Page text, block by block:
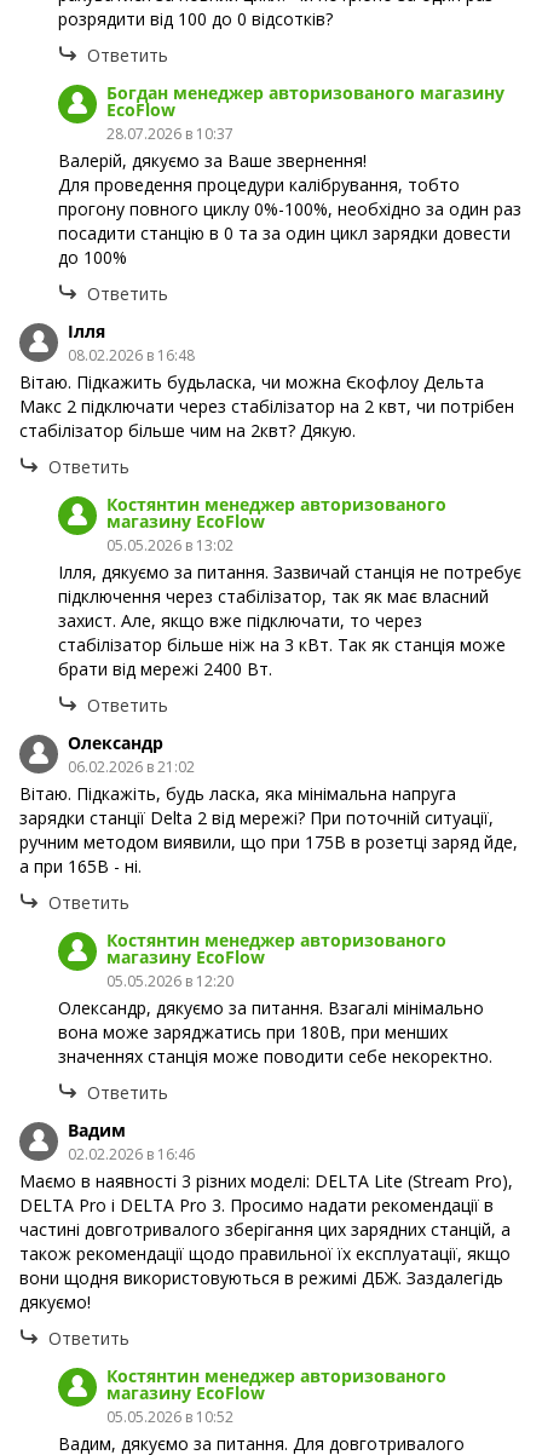
розрядити від 100 до 0 відсотків?
Ответить
Богдан менеджер авторизованого магазину
EcoFlow
28.07.2026 в 10:37
Валерій, дякуємо за Ваше звернення!
Для проведення процедури калібрування, тобто
прогону повного циклу 0%-100%, необхідно за один раз
посадити станцію в 0 та за один цикл зарядки довести
до 100%
Ответить
Ілля
08.02.2026 в 16:48
Вітаю. Підкажить будьласка, чи можна Єкофлоу Дельта
Макс 2 підключати через стабілізатор на 2 квт, чи потрібен
стабілізатор більше чим на 2квт? Дякую.
Ответить
Костянтин менеджер авторизованого
магазину EcoFlow
05.05.2026 в 13:02
Ілля, дякуємо за питання. Зазвичай станція не потребує
підключення через стабілізатор, так як має власний
захист. Але, якщо вже підключати, то через
стабілізатор більше ніж на 3 кВт. Так як станція може
брати від мережі 2400 Вт.
Ответить
Олександр
06.02.2026 в 21:02
Вітаю. Підкажіть, будь ласка, яка мінімальна напруга
зарядки станції Delta 2 від мережі? При поточній ситуації,
ручним методом виявили, що при 175В в розетці заряд йде,
а при 165В - ні.
Ответить
Костянтин менеджер авторизованого
магазину EcoFlow
05.05.2026 в 12:20
Олександр, дякуємо за питання. Взагалі мінімально
вона може заряджатись при 180В, при менших
значеннях станція може поводити себе некоректно.
Ответить
Вадим
02.02.2026 в 16:46
Маємо в наявності 3 різних моделі: DELTA Lite (Stream Pro),
DELTA Pro і DELTA Pro 3. Просимо надати рекомендації в
частині довготривалого зберігання цих зарядних станцій, а
також рекомендації щодо правильної їх експлуатації, якщо
вони щодня використовуються в режимі ДБЖ. Заздалегідь
дякуємо!
Ответить
Костянтин менеджер авторизованого
магазину EcoFlow
05.05.2026 в 10:52
Вадим, дякуємо за питання. Для довготривалого